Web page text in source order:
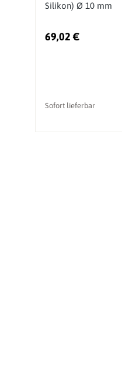
Silikon) Ø 10 mm
69,02 €
Sofort lieferbar